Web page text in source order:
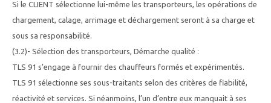
Si le CLIENT sélectionne lui-même les transporteurs, les opérations de
chargement, calage, arrimage et déchargement seront à sa charge et
sous sa responsabilité.
(3.2)- Sélection des transporteurs, Démarche qualité :
TLS 91 s’engage à fournir des chauffeurs formés et expérimentés.
TLS 91 sélectionne ses sous-traitants selon des critères de fiabilité,
réactivité et services. Si néanmoins, l’un d’entre eux manquait à ses